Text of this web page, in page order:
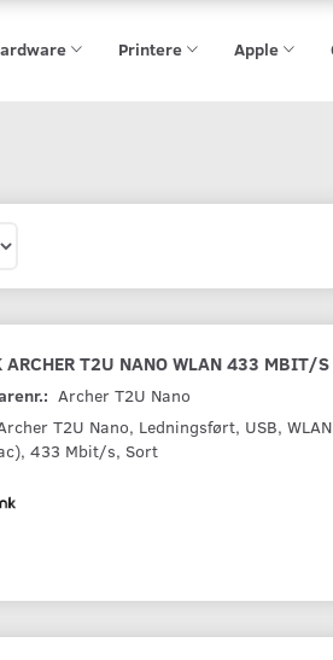
Printere Apple
ARCHER T2U NANO WLAN 433 MBIT/S
Archer T2U Nano
T2U Nano, Ledningsført, USB,
433 Mbit/s, Sort